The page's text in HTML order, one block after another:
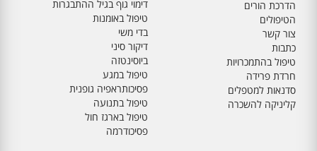
הדרכת הורים
הטיפולים
צור קשר
כתבות
טיפול בהתמכרויות
חרדת פרידה
סדנאות למטפלים
קליניקה להשכרה
דימוי גוף בגיל ההתבגרות
טיפול באומנות
בדי משי
דיקור סיני
ביוסינטזה
טיפול במגע
פסיכותראפיה גופנית
טיפול בתנועה
טיפול בארגז חול
פסיכודרמה